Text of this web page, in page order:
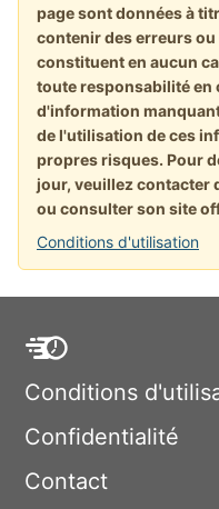
page sont données à
contenir des erreurs
constituent en aucun
toute responsabilité en
d'information
de l'utilisation de ces
propres risques. Pour
jour, veuillez contacter
ou consulter son site
Conditions d'utilisation
Conditions
Confidentialité
Contact